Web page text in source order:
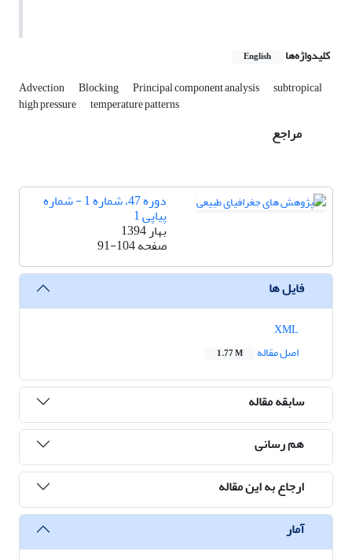
کلیدواژه‌ها English
Advection Blocking Principal component analysis subtropical
high pressure temperature patterns
مراجع
دوره 47، شماره 1 - شماره
پیاپی 1
بهار 1394
صفحه91-104
فایل ها
اصل مقاله
1.77 M
سابقه مقاله
هم رسانی
ارجاع به این مقاله
آمار